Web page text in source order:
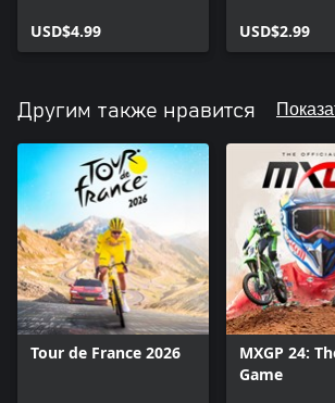
USD$4.99
USD$2.99
Другим также нравится
Tour de France 2026
MXGP 24:
Game